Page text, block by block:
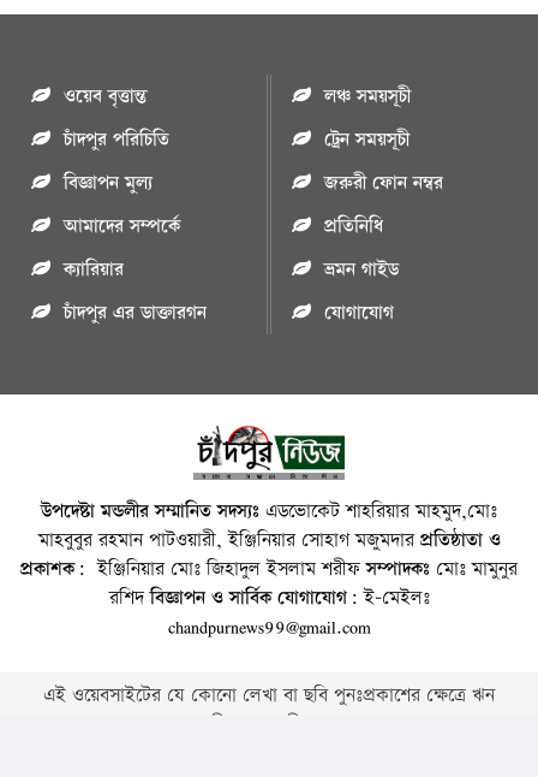
ওয়েব বৃত্তান্ত
চাঁদপুর পরিচিতি
বিজ্ঞাপন মুল্য
আমাদের সম্পর্কে
ক্যারিয়ার
চাঁদপুর এর ডাক্তারগন
লঞ্চ সময়সূচী
ট্রেন সময়সূচী
জরুরী ফোন নম্বর
প্রতিনিধি
ভ্রমন গাইড
যোগাযোগ
উপদেষ্টা মন্ডলীর সম্মানিত সদস্যঃ এডভোকেট শাহরিয়ার মাহমুদ,মোঃ
মাহবুবুর রহমান পাটওয়ারী, ইঞ্জিনিয়ার সোহাগ মজুমদারপ্রতিষ্ঠাতা ও
প্রকাশক: ইঞ্জিনিয়ার মোঃ জিহাদুল ইসলাম শরীফসম্পাদকঃ মোঃ মামুনুর
রশিদবিজ্ঞাপন ও সার্বিক যোগাযোগ: ই-মেইলঃ
chandpurnews99@gmail.com
এই ওয়েবসাইটের যে কোনো লেখা বা ছবি পুনঃপ্রকাশের ক্ষেত্রে ঋন
স্বীকার বাঞ্চনীয় ।